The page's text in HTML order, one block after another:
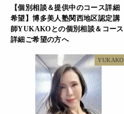
【個別相談＆提供中のコース詳細
希望】博多美人塾関西地区認定講
師YUKAKOとの個別相談＆コース
詳細ご希望の方へ
YUKAKO